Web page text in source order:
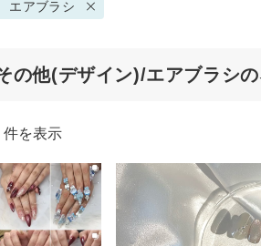
エアブラシ
の他(デザイン)/エアブラシ
件を表示